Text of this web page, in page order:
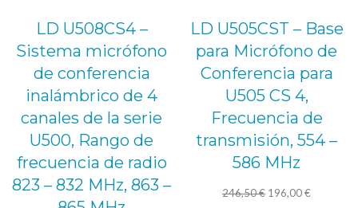
LD U508CS4 –
Sistema micrófono
de conferencia
inalámbrico de 4
canales de la serie
U500, Rango de
frecuencia de radio
823 – 832 MHz, 863 –
LD U505CST – Base
para Micrófono de
Conferencia para
U505 CS 4,
Frecuencia de
transmisión, 554 –
586 MHz
246,50€ El196,00€